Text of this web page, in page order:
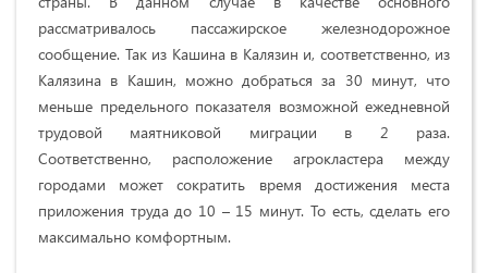
рассматривалось пассажирское железнодорожное
сообщение. Так из Кашина в Калязин и, соответственно, из
Калязина в Кашин, можно добраться за 30 минут, что
меньше предельного показателя возможной ежедневной
трудовой маятниковой миграции в 2 раза.
Соответственно, расположение агрокластера между
городами может сократить время достижения места
приложения труда до 10 – 15 минут. То есть, сделать его
максимально комфортным.